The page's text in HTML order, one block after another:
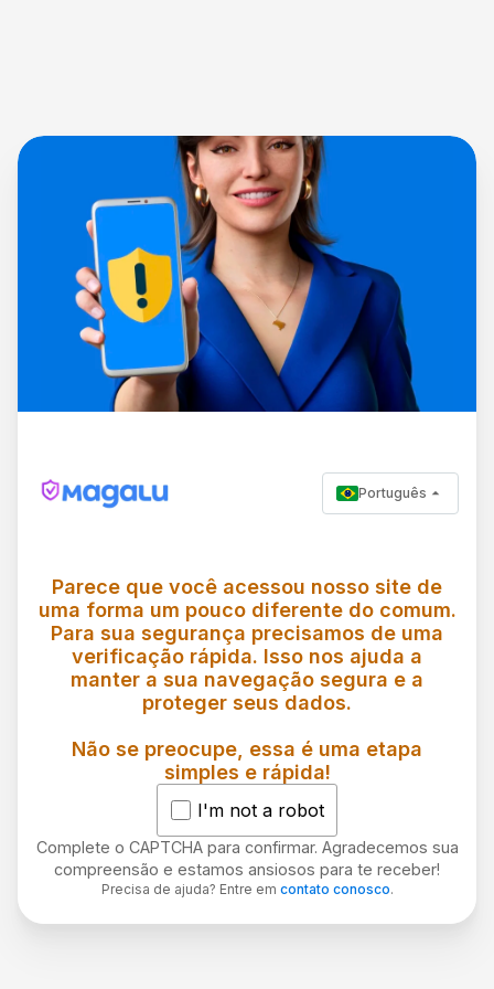
Português
Parece que você acessou nosso site de
uma forma um pouco diferente do comum.
Para sua segurança precisamos de uma
verificação rápida. Isso nos ajuda a
manter a sua navegação segura e a
proteger seus dados.
Não se preocupe, essa é uma etapa
simples e rápida!
I'm not a robot
Complete o CAPTCHA para confirmar. Agradecemos sua
compreensão e estamos ansiosos para te receber!
Precisa de ajuda? Entre em contato conosco.